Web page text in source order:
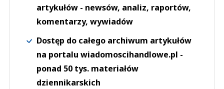
artykułów - newsów, analiz, raportów,
komentarzy, wywiadów
Dostęp do całego archiwum artykułów
na portalu wiadomoscihandlowe.pl -
ponad 50 tys. materiałów
dziennikarskich